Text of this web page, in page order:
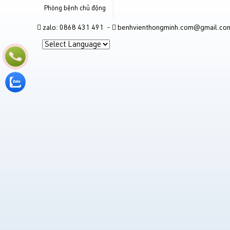
Phòng bệnh chủ động
zalo: 0868 431 491 -